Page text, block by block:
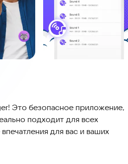
Это безопасное приложение,
подходит для всех
для вас и ваших